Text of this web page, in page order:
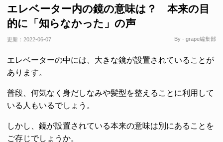
エレベーター内の鏡の意味は？ 本来の目
的に「知らなかった」の声
更新： 2022-06-07 By - grape編集部
エレベーターの中には、大きな鏡が設置されていることが
あります。
普段、何気なく身だしなみや髪型を整えることに利用して
いる人もいるでしょう。
しかし、鏡が設置されている本来の意味は別にあることを
ご存じでしょうか。